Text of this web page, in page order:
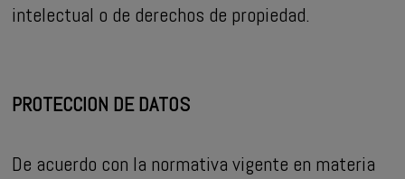
intelectual o de derechos de propiedad.
PROTECCION DE DATOS
De acuerdo con la normativa vigente en materia